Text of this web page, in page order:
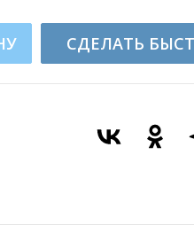
СДЕЛАТЬ